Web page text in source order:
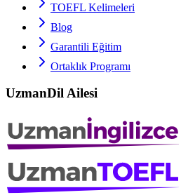
TOEFL Kelimeleri
Blog
Garantili Eğitim
Ortaklık Programı
UzmanDil Ailesi